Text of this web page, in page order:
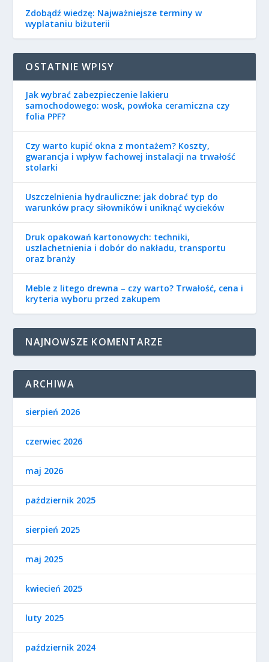
Zdobądź wiedzę: Najważniejsze terminy w
wyplataniu biżuterii
OSTATNIE WPISY
Jak wybrać zabezpieczenie lakieru
samochodowego: wosk, powłoka ceramiczna czy
folia PPF?
Czy warto kupić okna z montażem? Koszty,
gwarancja i wpływ fachowej instalacji na trwałość
stolarki
Uszczelnienia hydrauliczne: jak dobrać typ do
warunków pracy siłowników i uniknąć wycieków
Druk opakowań kartonowych: techniki,
uszlachetnienia i dobór do nakładu, transportu
oraz branży
Meble z litego drewna – czy warto? Trwałość, cena i
kryteria wyboru przed zakupem
NAJNOWSZE KOMENTARZE
ARCHIWA
sierpień 2026
czerwiec 2026
maj 2026
październik 2025
sierpień 2025
maj 2025
kwiecień 2025
luty 2025
październik 2024